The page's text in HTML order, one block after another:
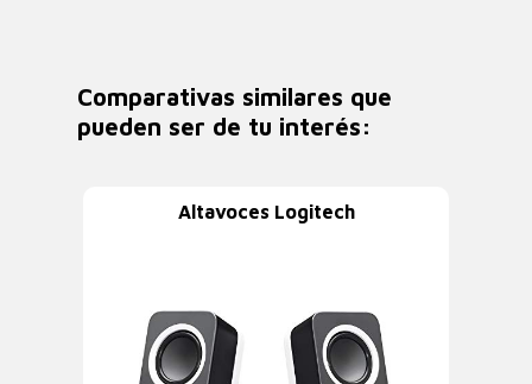
Comparativas similares que
pueden ser de tu interés:
Altavoces Logitech